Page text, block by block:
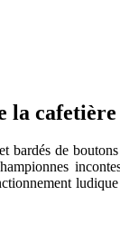
bardés de